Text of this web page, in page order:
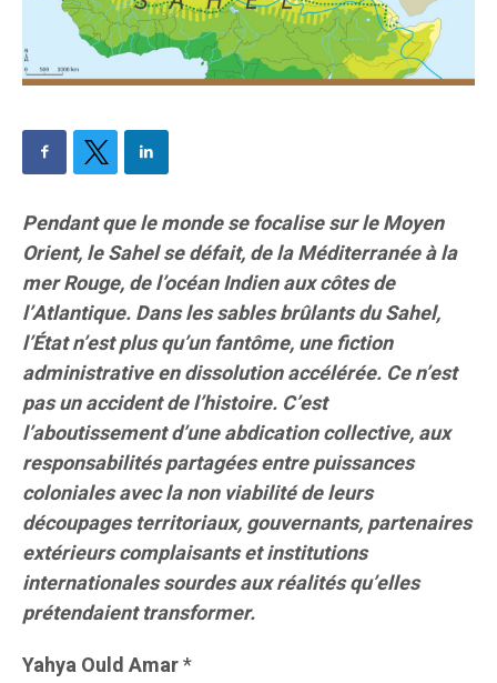
Pendant que le monde se focalise sur le Moyen
Orient, le Sahel se défait, de la Méditerranée à la
mer Rouge, de l’océan Indien aux côtes de
l’Atlantique. Dans les sables brûlants du Sahel,
l’État n’est plus qu’un fantôme, une fiction
administrative en dissolution accélérée. Ce n’est
pas un accident de l’histoire. C’est
l’aboutissement d’une abdication collective, aux
responsabilités partagées entre puissances
coloniales avec la non viabilité de leurs
découpages territoriaux, gouvernants, partenaires
extérieurs complaisants et institutions
internationales sourdes aux réalités qu’elles
prétendaient transformer.
Yahya Ould Amar*